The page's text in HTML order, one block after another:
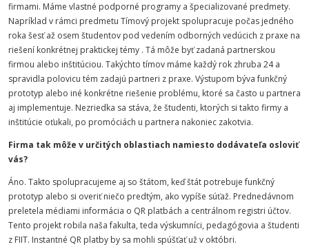
firmami. Máme vlastné podporné programy a špecializované predmety.
Napríklad v rámci predmetu Tímový projekt spolupracuje počas jedného
roka šesť až osem študentov pod vedením odborných vedúcich z praxe na
riešení konkrétnej praktickej témy . Tá môže byť zadaná partnerskou
firmou alebo inštitúciou. Takýchto tímov máme každý rok zhruba 24 a
spravidla polovicu tém zadajú partneri z praxe. Výstupom býva funkčný
prototyp alebo iné konkrétne riešenie problému, ktoré sa často u partnera
aj implementuje. Nezriedka sa stáva, že študenti, ktorých si takto firmy a
inštitúcie oťukali, po promóciách u partnera nakoniec zakotvia.
Firma tak môže v určitých oblastiach namiesto dodávateľa osloviť
vás?
Áno. Takto spolupracujeme aj so štátom, keď štát potrebuje funkčný
prototyp alebo si overiť niečo predtým, ako vypíše súťaž. Prednedávnom
preletela médiami informácia o QR platbách a centrálnom registri účtov.
Tento projekt robila naša fakulta, teda výskumníci, pedagógovia a študenti
z FIIT. Instantné QR platby by sa mohli spúšťať už v októbri.